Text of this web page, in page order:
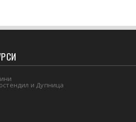
и Дупница